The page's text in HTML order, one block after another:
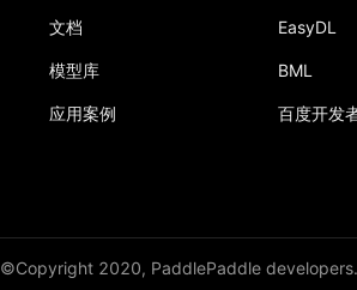
文档
模型库
应用案例
EasyDL
BML
百度开发
©Copyright 2020, PaddlePaddle developers.